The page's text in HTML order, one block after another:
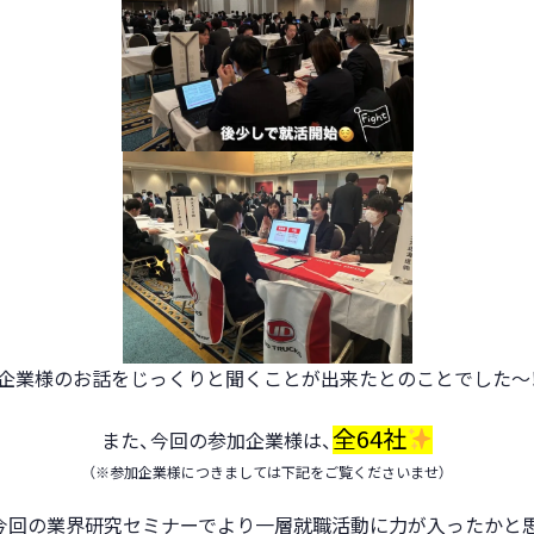
業様のお話をじっくりと聞くことが出来たとのことでした～
また、今回の参加企業様は、全64社
（※参加企業様につきましては下記をご覧くださいませ）
回の業界研究セミナーでより一層就職活動に力が入ったかと